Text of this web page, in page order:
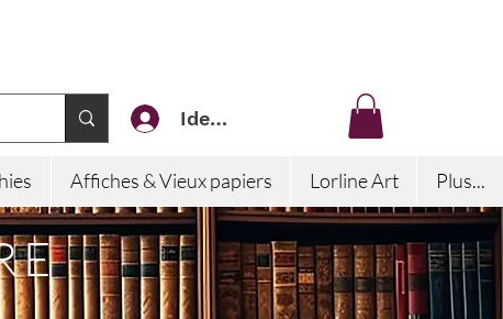
Identifiez-vous
Affiches & Vieux papiers Lorline Art Plus...